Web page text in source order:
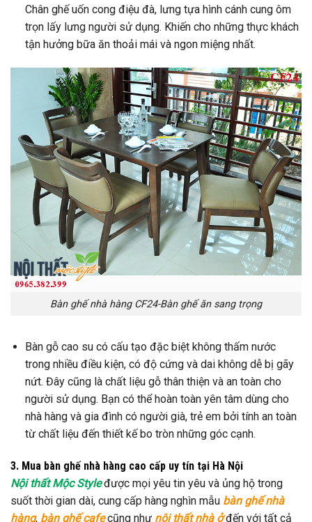
Chân ghế uốn cong điệu đà, lưng tựa hình cánh cung ôm
trọn lấy lưng người sử dụng. Khiến cho những thực khách
tận hưởng bữa ăn thoải mái và ngon miệng nhất.
Bàn ghế nhà hàng CF24-Bàn ghế ăn sang trọng
Bàn gỗ cao su có cấu tạo đặc biệt không thấm nước
trong nhiều điều kiện, có độ cứng và dai không dễ bị gãy
nứt. Đây cũng là chất liệu gỗ thân thiện và an toàn cho
người sử dụng. Bạn có thể hoàn toàn yên tâm dùng cho
nhà hàng và gia đình có người già, trẻ em bởi tính an toàn
từ chất liệu đến thiết kế bo tròn những góc cạnh.
3. Mua bàn ghế nhà hàng cao cấp uy tín tại Hà Nội
Nội thất Mộc Styleđược mọi yêu tin yêu và ủng hộ trong
suốt thời gian dài, cung cấp hàng nghìn mẫu bàn ghế nhà
hàng, bàn ghế cafecũng như nội thất nhà ởđến với tất cả